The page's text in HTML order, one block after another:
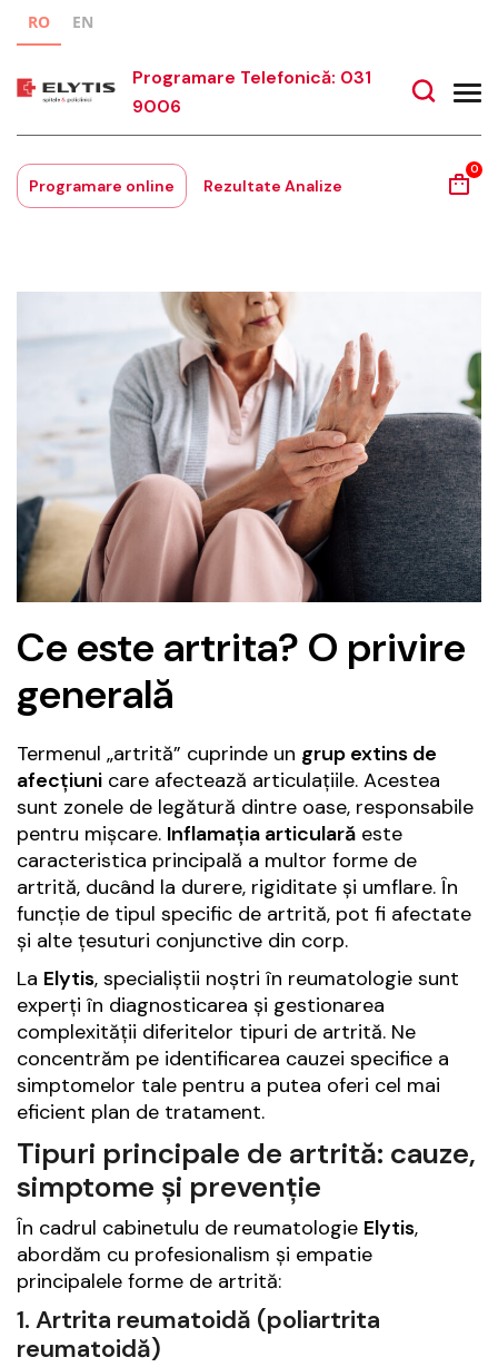
RO EN
Programare Telefonică: 031
9006
Programare online Rezultate Analize
0
Ce este artrita? O privire
generală
Termenul „artrită” cuprinde un grup extins de
afecțiuni care afectează articulațiile. Acestea
sunt zonele de legătură dintre oase, responsabile
pentru mișcare. Inflamația articulară este
caracteristica principală a multor forme de
artrită, ducând la durere, rigiditate și umflare. În
funcție de tipul specific de artrită, pot fi afectate
și alte țesuturi conjunctive din corp.
La Elytis, specialiștii noștri în reumatologie sunt
experți în diagnosticarea și gestionarea
complexității diferitelor tipuri de artrită. Ne
concentrăm pe identificarea cauzei specifice a
simptomelor tale pentru a putea oferi cel mai
eficient plan de tratament.
Tipuri principale de artrită: cauze,
simptome și prevenție
În cadrul cabinetulu de reumatologie Elytis,
abordăm cu profesionalism și empatie
principalele forme de artrită:
1. Artrita reumatoidă (poliartrita
reumatoidă)